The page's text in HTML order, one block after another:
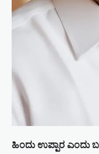
ಹಿಂದು ಉಪ್ಪಾರ ಎಂದು